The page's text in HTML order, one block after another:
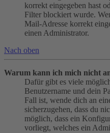
korrekt eingegeben hast
Filter blockiert wurde.
Mail-Adresse korrekt
einen Administrator.
Nach oben
Warum kann ich mich nicht
Dafür gibt es viele
Benutzername und dein
Fall ist, wende dich an
sicherzugehen, dass du
möglich, dass ein
vorliegt, welches ein